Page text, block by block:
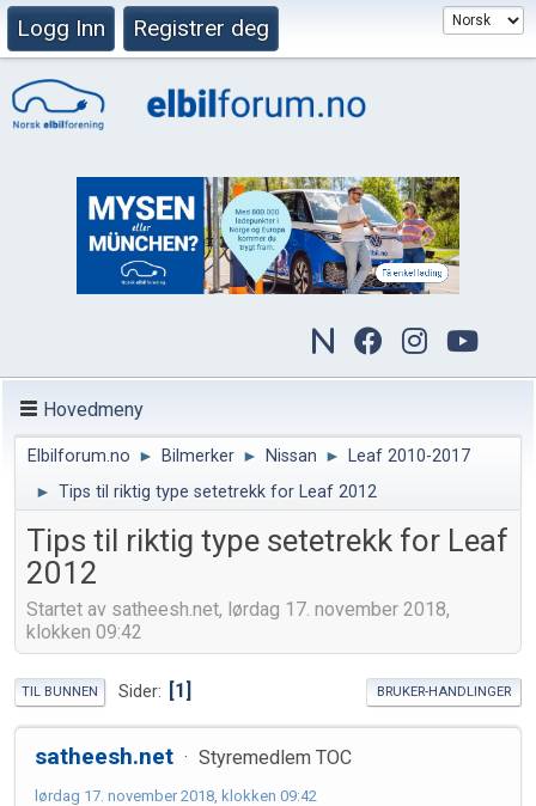
Logg Inn Registrer deg
Hovedmeny
Elbilforum.no ► Bilmerker ► Nissan ►
Leaf 2010-2017
► Tips til riktig type setetrekk for Leaf 2012
Tips til riktig type setetrekk for Leaf
2012
Startet av satheesh.net, lørdag 17. november 2018,
klokken 09:42
TIL BUNNEN Sider 1 BRUKER-HANDLINGER
satheesh.net Styremedlem TOC
lørdag 17. november 2018, klokken 09:42